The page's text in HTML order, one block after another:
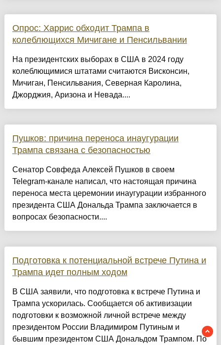
Опрос: Харрис обходит Трампа в
колеблющихся Мичигане и Пенсильвании
На президентских выборах в США в 2024 году
колеблющимися штатами считаются Висконсин,
Мичиган, Пенсильвания, Северная Каролина,
Джорджия, Аризона и Невада....
Пушков: причина переноса инаугурации
Трампа связана с безопасностью
Сенатор Совфеда Алексей Пушков в своем
Telegram-канале написал, что настоящая причина
переноса места церемонии инаугурации избранного
президента США Дональда Трампа заключается в
вопросах безопасности....
Подготовка к потенциальной встрече Путина и
Трампа идет полным ходом
В США заявили, что подготовка к встрече Путина и
Трампа ускорилась. Сообщается об активизации
подготовки к возможной личной встрече между
президентом России Владимиром Путиным и
бывшим президентом США Дональдом Трампом. По